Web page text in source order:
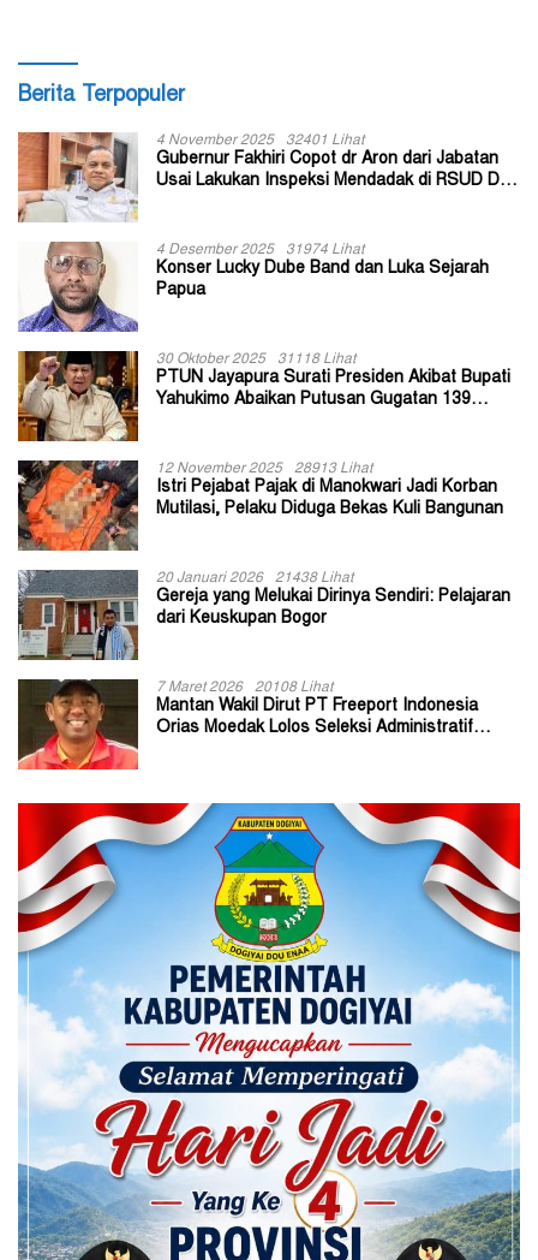
Berita Terpopuler
4 November 2025 32401 Lihat
Gubernur Fakhiri Copot dr Aron dari Jabatan
Usai Lakukan Inspeksi Mendadak di RSUD Dok
4 Desember 2025 31974 Lihat
Konser Lucky Dube Band dan Luka Sejarah
Papua
30 Oktober 2025 31118 Lihat
PTUN Jayapura Surati Presiden Akibat Bupati
Yahukimo Abaikan Putusan Gugatan 139
12 November 2025 28913 Lihat
Istri Pejabat Pajak di Manokwari Jadi Korban
Mutilasi, Pelaku Diduga Bekas Kuli Bangunan
20 Januari 2026 21438 Lihat
Gereja yang Melukai Dirinya Sendiri: Pelajaran
dari Keuskupan Bogor
7 Maret 2026 20108 Lihat
Mantan Wakil Dirut PT Freeport Indonesia
Orias Moedak Lolos Seleksi Administratif